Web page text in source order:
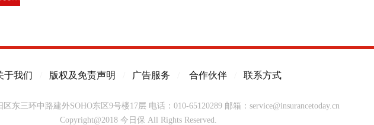
于我们 版权及免责声明 广告服务 合作伙伴 联系方式
东三环中路建外SOHO东区9号楼17层 电话：010-65120289 邮箱：service@insurancetoday.cn
Copyright@2018 今日保 All Rights Reserved.